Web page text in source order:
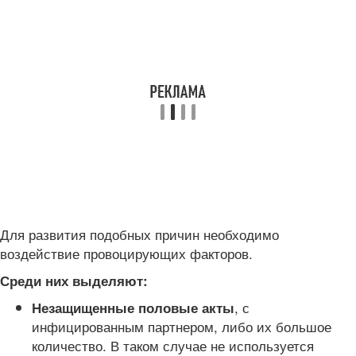
Для развития подобных причин необходимо
воздействие провоцирующих факторов.
Среди них выделяют:
Незащищенные половые акты, с
инфицированным партнером, либо их большое
количество. В таком случае не используется